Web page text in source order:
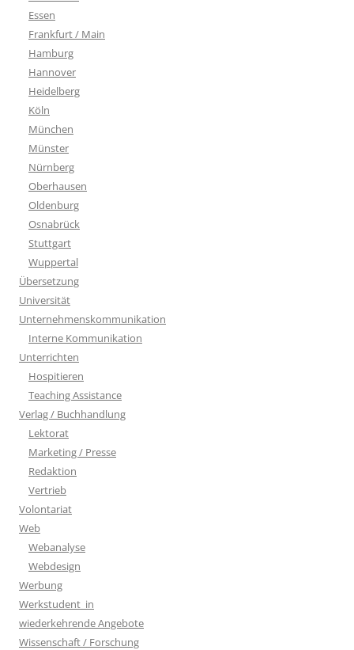
Essen
Frankfurt / Main
Hamburg
Hannover
Heidelberg
Köln
München
Münster
Nürnberg
Oberhausen
Oldenburg
Osnabrück
Stuttgart
Wuppertal
Übersetzung
Universität
Unternehmenskommunikation
Interne Kommunikation
Unterrichten
Hospitieren
Teaching Assistance
Verlag / Buchhandlung
Lektorat
Marketing / Presse
Redaktion
Vertrieb
Volontariat
Web
Webanalyse
Webdesign
Werbung
Werkstudent_in
wiederkehrende Angebote
Wissenschaft / Forschung